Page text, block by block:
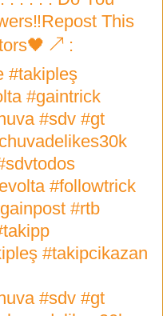
This
↗ :
#takipleş
#gaintrick
#sdv #gt
#followtrick
#rtb
#takipcikazan
#sdv #gt